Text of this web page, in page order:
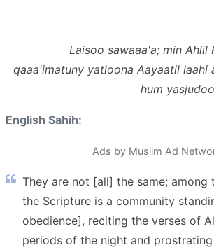
Laisoo sawaaa'a; min Ahlil
qaaa'imatuny yatloona Aayaatil laahi
hum
English Sahih:
Ads by Muslim Ad
They are not [all] the same; among
the Scripture is a community
obedience], reciting the verses of
periods of the night and